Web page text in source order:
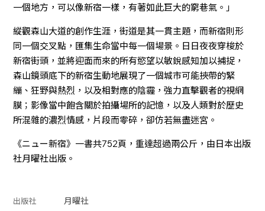
一個地方，可以像新宿一樣，有著如此巨大的窮巷氣。」
縱觀森山大道的創作生涯，街道是其一貫主題，而新宿則形
同一個交叉點，匯集生命當中每一個場景。日日夜夜穿梭於
新宿街頭，並將迎面而來的所有慾望以敏銳感知加以捕捉，
森山鏡頭底下的新宿生動地展現了一個城市可能挾帶的緊
繃、狂野與熱烈，以及相對應的陰霾，強力直擊觀者的視網
膜；影像當中飽含關於拍攝場所的記憶，以及人類對於歷史
所混雜的濃烈情感，片段而零碎，卻仿若無盡迷宮。
《ニュー新宿》一書共752頁，重達超過兩公斤，由日本出版
社月曜社出版。
出版社 月曜社